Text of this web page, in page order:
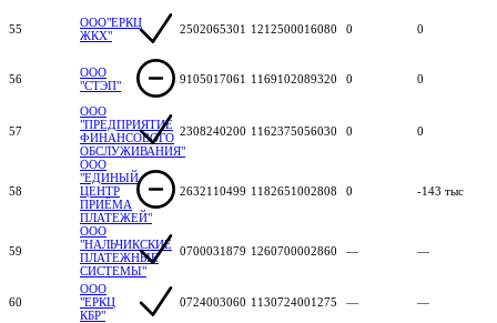
55
ООО"ЕРКЦ
ЖКХ"
2502065301 1212500016080 0 0
56
ООО
"СТЭП"
9105017061 1169102089320 0 0
57
ООО
"ПРЕДПРИЯТИЕ
ФИНАНСОВОГО
ОБСЛУЖИВАНИЯ"
2308240200 1162375056030 0 0
58
ООО
"ЕДИНЫЙ
ЦЕНТР
ПРИЁМА
ПЛАТЕЖЕЙ"
2632110499 1182651002808 0 -143 тыс
59
ООО
"НАЛЬЧИКСКИЕ
ПЛАТЕЖНЫЕ
СИСТЕМЫ"
0700031879 1260700002860 — —
60
ООО
"ЕРКЦ
КБР"
0724003060 1130724001275 — —